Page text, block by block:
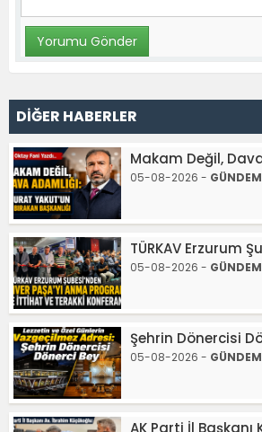
DİĞER HABERLER
Makam Değil,
05-08-2026 - GÜNDEM
TÜRKAV Erzurum
05-08-2026 - GÜNDEM
Şehrin Dönercisi
05-08-2026 - GÜNDEM